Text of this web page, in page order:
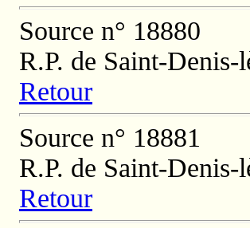
Source n° 18880
R.P. de Saint-Denis-
Retour
Source n° 18881
R.P. de Saint-Denis-
Retour